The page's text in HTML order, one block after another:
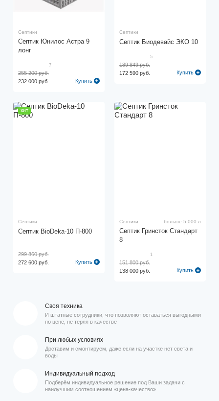
Септики
Септик Юнилос Астра 9
лонг
7
232 000 руб.
255 200 руб.
Купить
Септики
Септик Биодевайс ЭКО 10
5
172 590 руб.
189 849 руб.
Купить
ХИТ
Септики
Септик BioDeka-10 П-800
272 600 руб.
299 860 руб.
Купить
Септики больше 5 000 л
Септик Гринсток Стандарт
8
1
138 000 руб.
151 800 руб.
Купить
Своя техника
И штатные сотрудники, что позволяют оставаться выгодными
по цене, не теряя в качестве
При любых условиях
Доставим и смонтируем, даже если на участке нет света и
воды
Индивидуальный подход
Подберём индивидуальное решение под Ваши задачи с
наилучшим соотношением «цена-качество»